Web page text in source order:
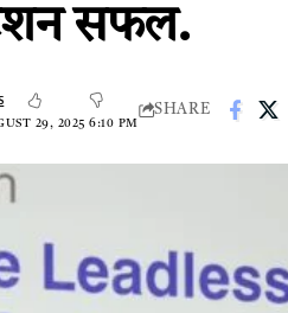
सफल.
29, 2025 6:10 PM
SHARE